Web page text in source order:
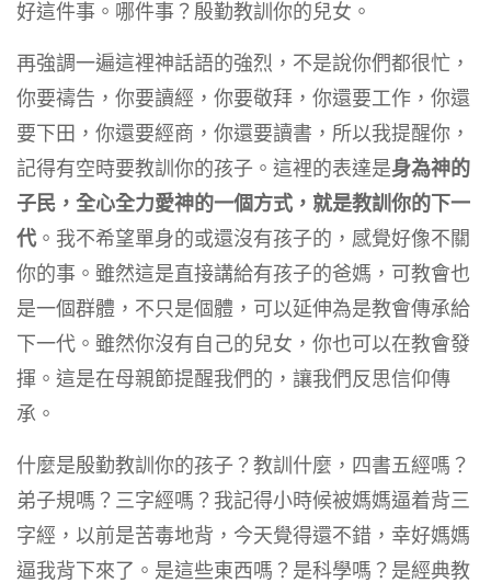
好這件事。哪件事？殷勤教訓你的兒女。
再強調一遍這裡神話語的強烈，不是說你們都很忙，
你要禱告，你要讀經，你要敬拜，你還要工作，你還
要下田，你還要經商，你還要讀書，所以我提醒你，
記得有空時要教訓你的孩子。這裡的表達是身為神的
子民，全心全力愛神的一個方式，就是教訓你的下一
代。我不希望單身的或還沒有孩子的，感覺好像不關
你的事。雖然這是直接講給有孩子的爸媽，可教會也
是一個群體，不只是個體，可以延伸為是教會傳承給
下一代。雖然你沒有自己的兒女，你也可以在教會發
揮。這是在母親節提醒我們的，讓我們反思信仰傳
承。
什麼是殷勤教訓你的孩子？教訓什麼，四書五經嗎？
弟子規嗎？三字經嗎？我記得小時候被媽媽逼着背三
字經，以前是苦毒地背，今天覺得還不錯，幸好媽媽
逼我背下來了。是這些東西嗎？是科學嗎？是經典教